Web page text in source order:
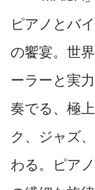
ピアノとバ
の饗宴。世
ーラーと実
奏でる、極
ク、ジャズ
わる。ピア